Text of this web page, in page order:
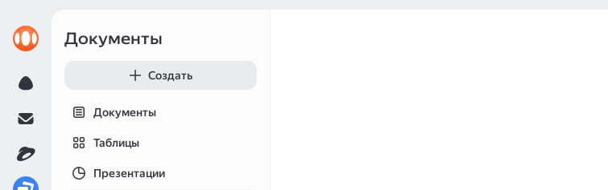
Документы
Создать
Документы
Таблицы
Презентации